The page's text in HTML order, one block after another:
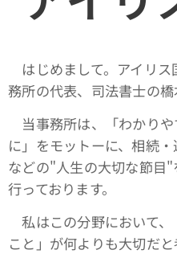
はじめまして。アイリ
務所の代表、司法書士の橋
当事務所は、「わかり
に」をモットーに、相続
などの"人生の大切な節目
行っております。
私はこの分野において、
こと」が何よりも大切だ